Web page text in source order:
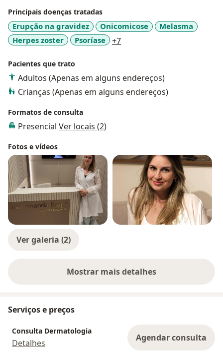
Principais doenças tratadas
Erupção na gravidez Onicomicose
Melasma
Herpes zoster
Psoríase +7a11y_sr_more_diseases
Pacientes que trato
Adultos (Apenas em alguns endereços)
Crianças (Apenas em alguns endereços)
Formatos de consulta
Presencial Ver locais (2)
Fotos e vídeos
Ver galeria (2)
Mostrar mais detalhes
sobre a experiência
Serviços e preços
Consulta Dermatologia
Detalhes Agendar consulta